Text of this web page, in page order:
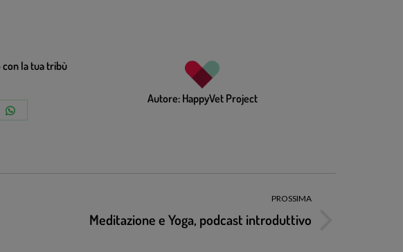
la tua tribù
Autore:HappyVet Project
PROSSIMA
Meditazione e Yoga, podcast introduttivo